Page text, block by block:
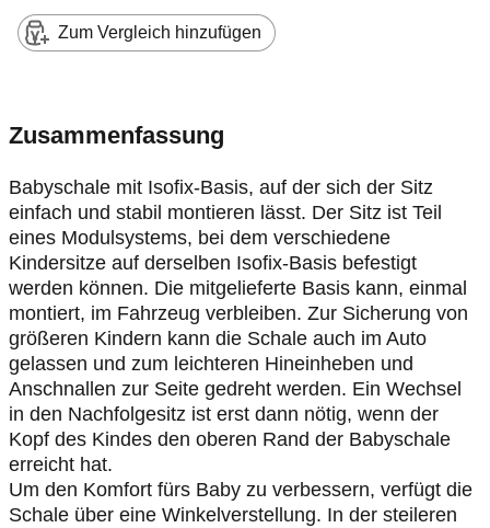
Zum Vergleich hinzufügen
Zusammenfassung
Babyschale mit Isofix-Basis, auf der sich der Sitz
einfach und stabil montieren lässt. Der Sitz ist Teil
eines Modulsystems, bei dem verschiedene
Kindersitze auf derselben Isofix-Basis befestigt
werden können. Die mitgelieferte Basis kann, einmal
montiert, im Fahrzeug verbleiben. Zur Sicherung von
größeren Kindern kann die Schale auch im Auto
gelassen und zum leichteren Hineinheben und
Anschnallen zur Seite gedreht werden. Ein Wechsel
in den Nachfolgesitz ist erst dann nötig, wenn der
Kopf des Kindes den oberen Rand der Babyschale
erreicht hat.
Um den Komfort fürs Baby zu verbessern, verfügt die
Schale über eine Winkelverstellung. In der steileren